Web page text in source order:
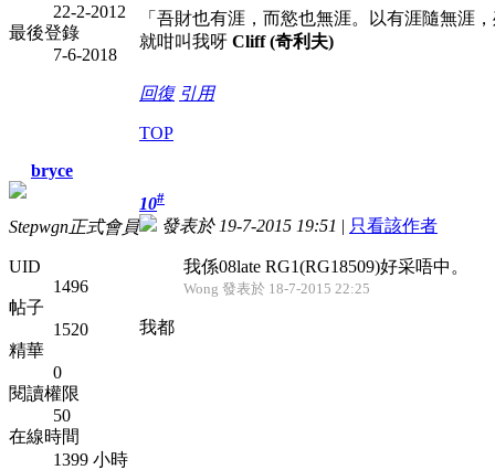
22-2-2012
最後登錄
7-6-2018
「吾財也有涯，而慾也無涯。以有涯隨無涯
就咁叫我呀 Cliff (奇利夫)
回復 引用
TOP
bryce
Stepwgn正式會員
UID
1496
帖子
1520
精華
0
閱讀權限
50
在線時間
1399 小時
10#
發表於 19-7-2015 19:51 | 只看該作者
我係08late RG1(RG18509)好采唔中。
Wong 發表於 18-7-2015 22:25
我都